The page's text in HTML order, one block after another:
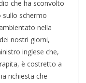
che ha sconvolto
schermo
nella
nostri giorni,
inglese che,
è costretto a
richiesta che